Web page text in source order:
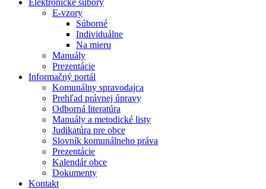
Elektronické súbory
E-vzory
Súborné
Individuálne
Na mieru
Manuály
Prezentácie
Informačný portál
Komunálny spravodajca
Prehľad právnej úpravy
Odborná literatúra
Manuály a metodické listy
Judikatúra pre obce
Slovník komunálneho práva
Prezentácie
Kalendár obce
Dokumenty
Kontakt